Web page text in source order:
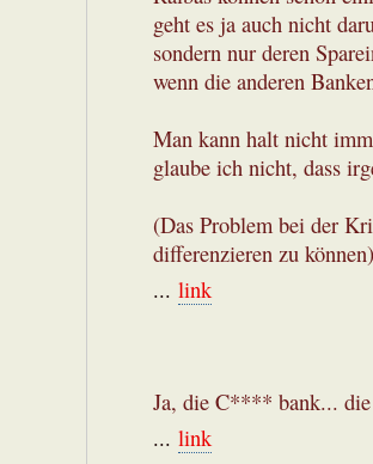
geht es ja auch nicht
sondern nur deren
wenn die anderen
Man kann halt nicht
glaube ich nicht, dass
(Das Problem bei der
differenzieren zu können)
... link
Ja, die C**** bank... die
... link